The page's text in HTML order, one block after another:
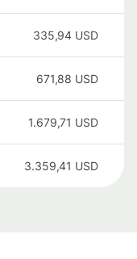
335,94 USD
671,88 USD
1.679,71 USD
3.359,41 USD